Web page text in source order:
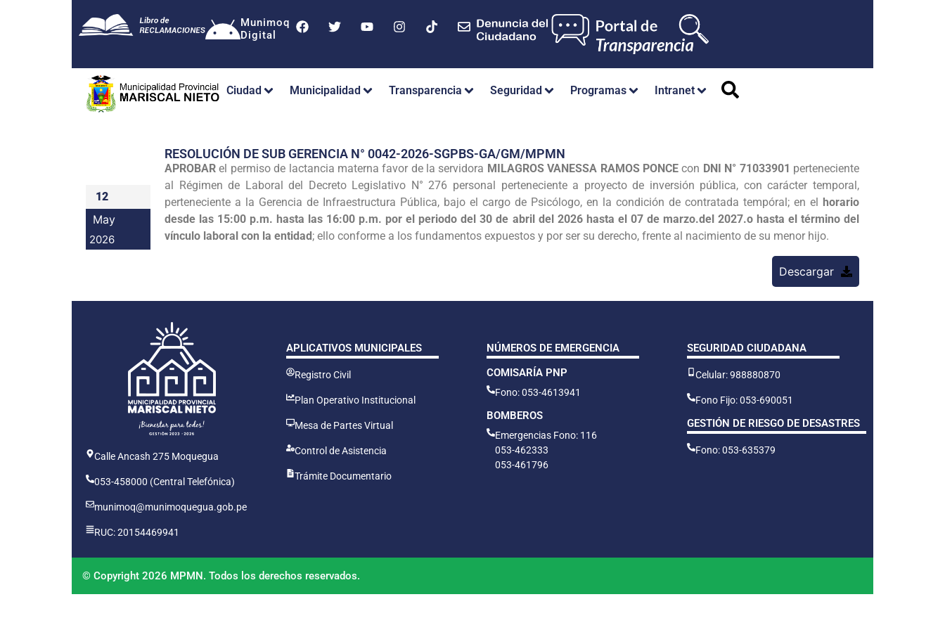
Munimoq
Digital
Ciudad Municipalidad Transparencia Seguridad Programas Intranet
12
May
2026
RESOLUCIÓN DE SUB GERENCIA N° 0042-2026-SGPBS-GA/GM/MPMN
APROBAR el permiso de lactancia materna favor de la servidora MILAGROS VANESSA RAMOS PONCE con DNI N° 71033901 perteneciente
al Régimen de Laboral del Decreto Legislativo N° 276 personal perteneciente a proyecto de inversión pública, con carácter temporal,
perteneciente a la Gerencia de Infraestructura Pública, bajo el cargo de Psicólogo, en la condición de contratada tempóral; en el horario
desde las 15:00 p.m. hasta las 16:00 p.m. por el periodo del 30 de abril del 2026 hasta el 07 de marzo.del 2027.o hasta el término del
vínculo laboral con la entidad; ello conforme a los fundamentos expuestos y por ser su derecho, frente al nacimiento de su menor hijo.
Descargar
Calle Ancash 275 Moquegua
053-458000 (Central Telefónica)
munimoq@munimoquegua.gob.pe
RUC: 20154469941
APLICATIVOS MUNICIPALES
Registro Civil
Plan Operativo Institucional
Mesa de Partes Virtual
Control de Asistencia
Trámite Documentario
NÚMEROS DE EMERGENCIA
COMISARÍA PNP
Fono: 053-4613941
BOMBEROS
Emergencias Fono: 116
053-462333
053-461796
SEGURIDAD CIUDADANA
Celular: 988880870
Fono Fijo: 053-690051
GESTIÓN DE RIESGO DE DESASTRES
Fono: 053-635379
© Copyright 2026 MPMN. Todos los derechos reservados.